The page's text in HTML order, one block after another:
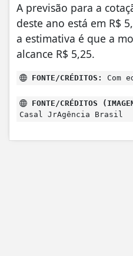
A previsão para a
deste ano está em R$
a estimativa é que a
alcance R$ 5,25.
FONTE/CRÉDITOS: Com
FONTE/CRÉDITOS
Casal JrAgência Brasil